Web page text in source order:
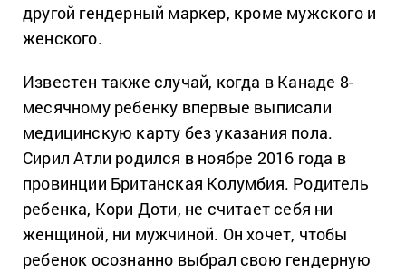
другой гендерный маркер, кроме мужского и
женского.
Известен также случай, когда в Канаде 8-
месячному ребенку впервые выписали
медицинскую карту без указания пола.
Сирил Атли родился в ноябре 2016 года в
провинции Британская Колумбия. Родитель
ребенка, Кори Доти, не считает себя ни
женщиной, ни мужчиной. Он хочет, чтобы
ребенок осознанно выбрал свою гендерную